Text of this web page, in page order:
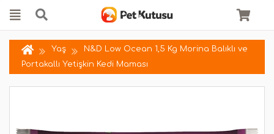
Yaş
N&D Low Ocean 1,5 Kg Morina Balıklı ve
Portakallı Yetişkin Kedi Maması